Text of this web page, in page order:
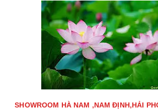
SHOWROOM HÀ NAM ,NAM ĐỊNH,HẢI